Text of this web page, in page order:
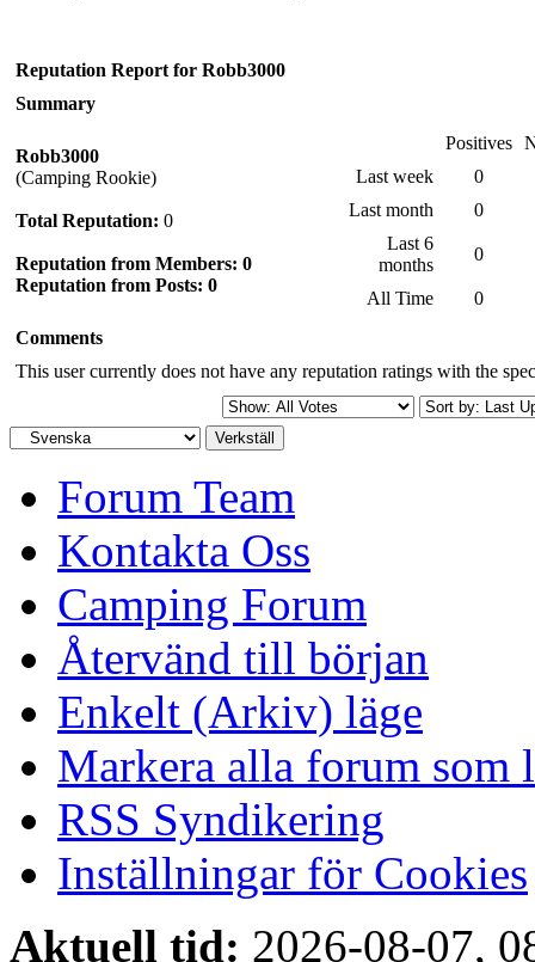
Reputation Report for Robb3000
Summary
Robb3000
(Camping Rookie)
Total Reputation: 0
Reputation from Members: 0
Reputation from Posts: 0
Positives
Last week
0
Last month
0
Last 6
months
0
All Time
0
Comments
This user currently does not have any reputation ratings with the
Forum Team
Kontakta Oss
Camping Forum
Återvänd till början
Enkelt (Arkiv) läge
Markera alla forum som
RSS Syndikering
Inställningar för Cookies
Aktuell tid: 2026-08-07,